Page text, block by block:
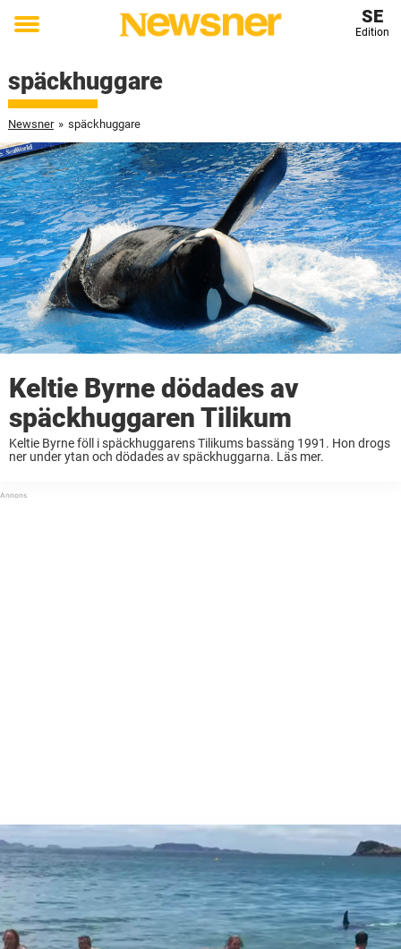
Toggle
SE
Edition
späckhuggare
Newsner » späckhuggare
Keltie Byrne dödades av
späckhuggaren Tilikum
Keltie Byrne föll i späckhuggarens Tilikums bassäng 1991. Hon drogs
ner under ytan och dödades av späckhuggarna. Läs mer.